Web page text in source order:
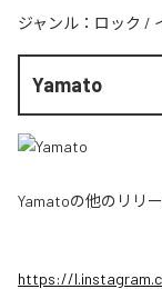
ジャンル： ロック /
Yamato
Yamatoの他のリリー
https://